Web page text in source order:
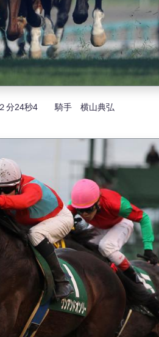
分24秒4 騎手 横山典弘